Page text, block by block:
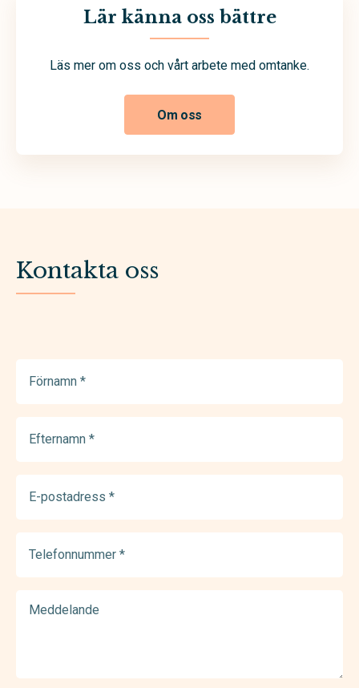
Lär känna oss bättre
Läs mer om oss och vårt arbete med omtanke.
Om oss
Kontakta oss
(Required)
(Required)
postadress
(Required)